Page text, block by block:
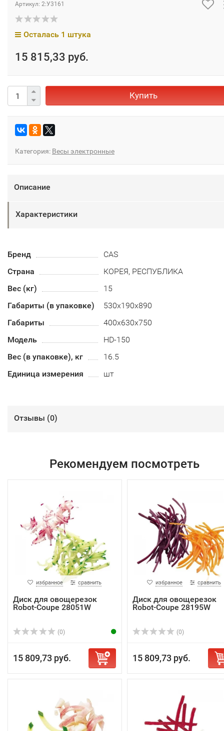
Артикул: 2:У3161
Осталась 1 штука
15 815,33 руб.
Купить
Категория: Весы электронные
Описание
Характеристики
Бренд
CAS
Страна
КОРЕЯ, РЕСПУБЛИКА
Вес (кг)
15
Габариты (в упаковке)
530х190х890
Габариты
400х630х750
Модель
HD-150
Вес (в упаковке), кг
16.5
Единица измерения
шт
Отзывы (0)
Рекомендуем посмотреть
избранное сравнить
Диск для овощерезок
Robot-Coupe 28051W
(0)
15 809,73 руб.
избранное сравнить
Диск для овощерезок
Robot-Coupe 28195W
(0)
15 809,73 руб.